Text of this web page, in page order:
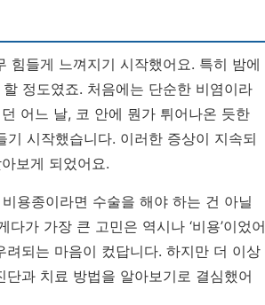
힘들게 느껴지기 시작했어요. 특히 밤에
정도였죠. 처음에는 단순한 비염이라
어느 날, 코 안에 뭔가 튀어나온 듯한
기 시작했습니다. 이러한 증상이 지속되
보게 되었어요.
용종이라면 수술을 해야 하는 건 아닐
가 가장 큰 고민은 역시나 ‘비용’이었어
되는 마음이 컸답니다. 하지만 더 이상
과 치료 방법을 알아보기로 결심했어